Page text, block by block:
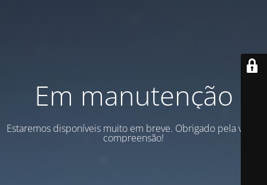
Em manutenção
Estaremos disponíveis muito em breve. Obrigado pela vossa
compreensão!